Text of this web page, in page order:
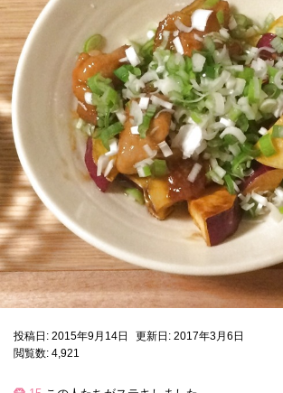
投稿日: 2015年9月14日
更新日: 2017年3月6日
閲覧数: 4,921